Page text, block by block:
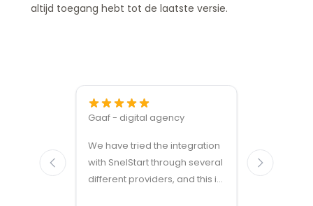
altijd toegang hebt tot de laatste versie.
Gaaf - digital agency
We have tried the integration
with SnelStart through several
different providers, and this is
modules